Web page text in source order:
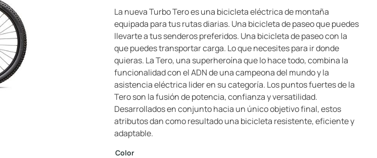
La nueva Turbo Tero es una bicicleta eléctrica de montaña
equipada para tus rutas diarias. Una bicicleta de paseo que puedes
llevarte a tus senderos preferidos. Una bicicleta de paseo con la
que puedes transportar carga. Lo que necesites para ir donde
quieras. La Tero, una superheroína que lo hace todo, combina la
funcionalidad con el ADN de una campeona del mundo y la
asistencia eléctrica lider en su categoría. Los puntos fuertes de la
Tero son la fusión de potencia, confianza y versatilidad.
Desarrollados en conjunto hacia un único objetivo final, estos
atributos dan como resultado una bicicleta resistente, eficiente y
adaptable.
Color